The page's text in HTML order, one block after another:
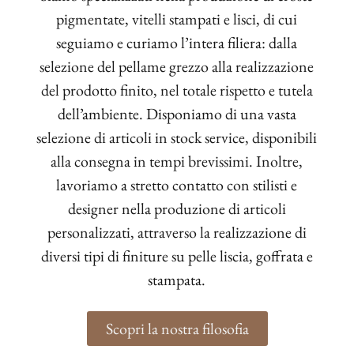
pigmentate, vitelli stampati e lisci, di cui
seguiamo e curiamo l’intera filiera: dalla
selezione del pellame grezzo alla realizzazione
del prodotto finito, nel totale rispetto e tutela
dell’ambiente. Disponiamo di una vasta
selezione di articoli in stock service, disponibili
alla consegna in tempi brevissimi. Inoltre,
lavoriamo a stretto contatto con stilisti e
designer nella produzione di articoli
personalizzati, attraverso la realizzazione di
diversi tipi di finiture su pelle liscia, goffrata e
stampata.
Scopri la nostra filosofia